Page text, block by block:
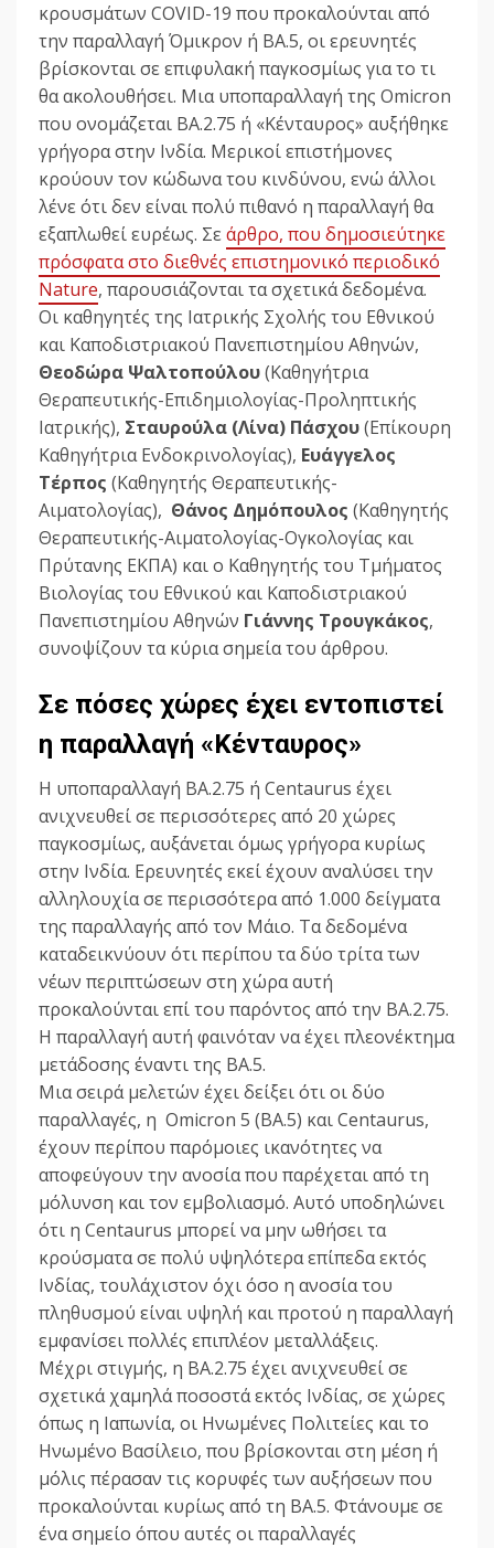
κρουσμάτων COVID-19 που προκαλούνται από
την παραλλαγή Όμικρον ή BA.5, οι ερευνητές
βρίσκονται σε επιφυλακή παγκοσμίως για το τι
θα ακολουθήσει. Μια υποπαραλλαγή της Omicron
που ονομάζεται BA.2.75 ή «Κένταυρος» αυξήθηκε
γρήγορα στην Ινδία. Μερικοί επιστήμονες
κρούουν τον κώδωνα του κινδύνου, ενώ άλλοι
λένε ότι δεν είναι πολύ πιθανό η παραλλαγή θα
εξαπλωθεί ευρέως. Σε άρθρο, που δημοσιεύτηκε
πρόσφατα στο διεθνές επιστημονικό περιοδικό
Nature, παρουσιάζονται τα σχετικά δεδομένα.
Οι καθηγητές της Ιατρικής Σχολής του Εθνικού
και Καποδιστριακού Πανεπιστημίου Αθηνών,
Θεοδώρα Ψαλτοπούλου(Καθηγήτρια
Θεραπευτικής-Επιδημιολογίας-Προληπτικής
Ιατρικής), Σταυρούλα (Λίνα) Πάσχου(Επίκουρη
Καθηγήτρια Ενδοκρινολογίας), Ευάγγελος
Τέρπος (Καθηγητής Θεραπευτικής-
Αιματολογίας), Θάνος Δημόπουλος (Καθηγητής
Θεραπευτικής-Αιματολογίας-Ογκολογίας και
Πρύτανης ΕΚΠΑ) και ο Καθηγητής του Τμήματος
Βιολογίας του Εθνικού και Καποδιστριακού
Πανεπιστημίου Αθηνών Γιάννης Τρουγκάκος,
συνοψίζουν τα κύρια σημεία του άρθρου.
Σε πόσες χώρες έχει εντοπιστεί
η παραλλαγή «Κένταυρος»
Η υποπαραλλαγή BA.2.75 ή Centaurus έχει
ανιχνευθεί σε περισσότερες από 20 χώρες
παγκοσμίως, αυξάνεται όμως γρήγορα κυρίως
στην Ινδία. Ερευνητές εκεί έχουν αναλύσει την
αλληλουχία σε περισσότερα από 1.000 δείγματα
της παραλλαγής από τον Μάιο. Τα δεδομένα
καταδεικνύουν ότι περίπου τα δύο τρίτα των
νέων περιπτώσεων στη χώρα αυτή
προκαλούνται επί του παρόντος από την BA.2.75.
Η παραλλαγή αυτή φαινόταν να έχει πλεονέκτημα
μετάδοσης έναντι της BA.5.
Μια σειρά μελετών έχει δείξει ότι οι δύο
παραλλαγές, η Omicron 5 (ΒΑ.5) και Centaurus,
έχουν περίπου παρόμοιες ικανότητες να
αποφεύγουν την ανοσία που παρέχεται από τη
μόλυνση και τον εμβολιασμό. Αυτό υποδηλώνει
ότι η Centaurus μπορεί να μην ωθήσει τα
κρούσματα σε πολύ υψηλότερα επίπεδα εκτός
Ινδίας, τουλάχιστον όχι όσο η ανοσία του
πληθυσμού είναι υψηλή και προτού η παραλλαγή
εμφανίσει πολλές επιπλέον μεταλλάξεις.
Μέχρι στιγμής, η BA.2.75 έχει ανιχνευθεί σε
σχετικά χαμηλά ποσοστά εκτός Ινδίας, σε χώρες
όπως η Ιαπωνία, οι Ηνωμένες Πολιτείες και το
Ηνωμένο Βασίλειο, που βρίσκονται στη μέση ή
μόλις πέρασαν τις κορυφές των αυξήσεων που
προκαλούνται κυρίως από τη BA.5. Φτάνουμε σε
ένα σημείο όπου αυτές οι παραλλαγές